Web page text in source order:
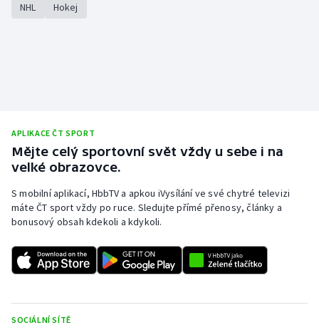
Vodní slalom
Volejbal
Ostatní
NHL Hokej
APLIKACE ČT SPORT
Mějte celý sportovní svět vždy u sebe i na
velké obrazovce.
S mobilní aplikací, HbbTV a apkou iVysílání ve své chytré televizi
máte ČT sport vždy po ruce. Sledujte přímé přenosy, články a
bonusový obsah kdekoli a kdykoli.
SOCIÁLNÍ SÍTĚ